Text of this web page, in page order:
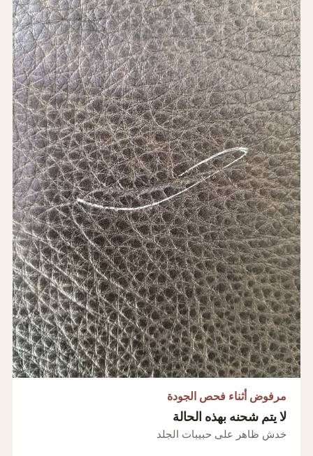
مرفوض أثناء فحص الجودة
لا يتم شحنه بهذه الحالة
خدش ظاهر على حبيبات الجلد